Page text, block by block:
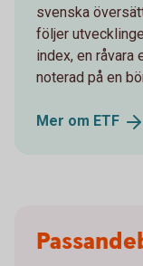
svenska
följer
index, en råvara
noterad på en
Mer om ETF